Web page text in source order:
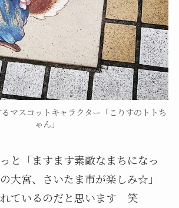
マスコットキャラクター「こりすのトトち
ゃん」
と「ますます素敵なまちになっ
大宮、さいたま市が楽しみ☆」
ているのだと思います 笑